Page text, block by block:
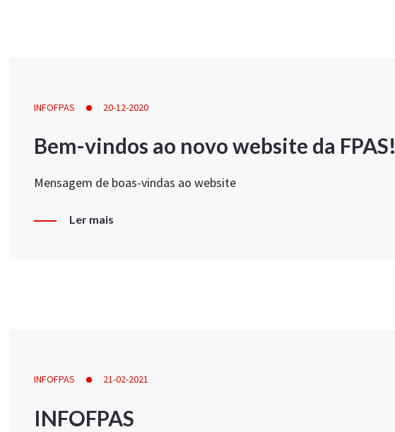
INFOFPAS 20-12-2020
Bem-vindos ao novo website da FPAS!
Mensagem de boas-vindas ao website
Ler mais
INFOFPAS 21-02-2021
INFOFPAS